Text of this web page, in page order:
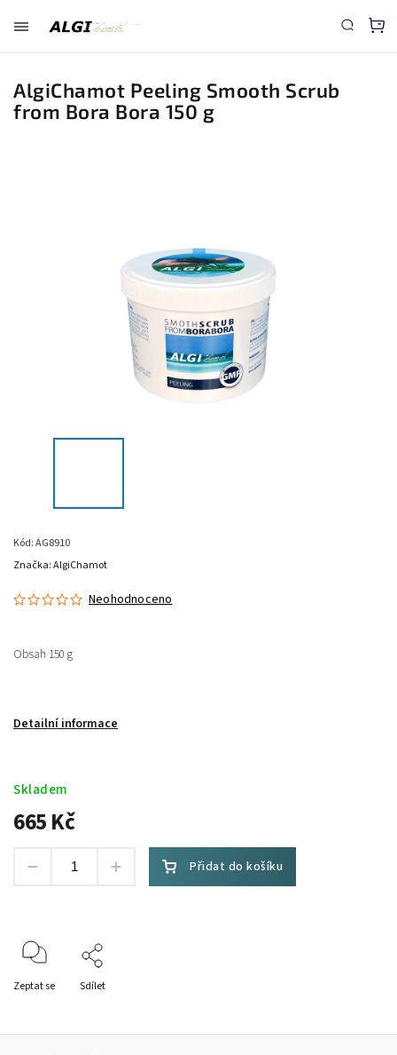
AlgiChamot Peeling Smooth Scrub
from Bora Bora 150 g
Kód:AG8910
Neohodnoceno
Obsah 150 g
Detailní informace
Značka:AlgiChamot
665 Kč
Skladem
Přidat do košíku
Zeptat se Sdílet